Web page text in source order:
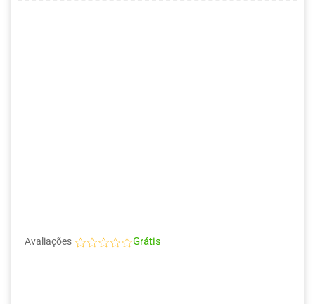
Avaliações Grátis